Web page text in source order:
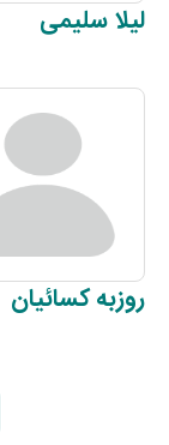
لیلاسلیمی
روزبهکسائیان